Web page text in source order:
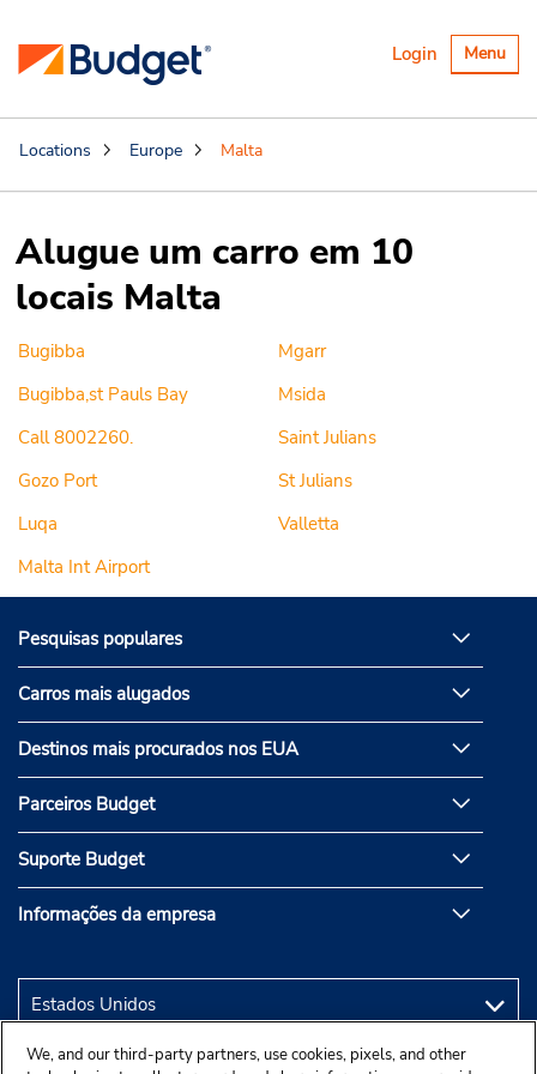
Alternar
Menu
Login
Locations Europe Malta
Alugue um carro em 10
locais Malta
Bugibba
Bugibba,st Pauls Bay
Call 8002260.
Gozo Port
Luqa
Malta Int Airport
Mgarr
Msida
Saint Julians
St Julians
Valletta
Pesquisas populares
Carros mais alugados
Destinos mais procurados nos EUA
Parceiros Budget
Suporte Budget
Informações da empresa
We, and our third-party partners, use cookies, pixels, and other